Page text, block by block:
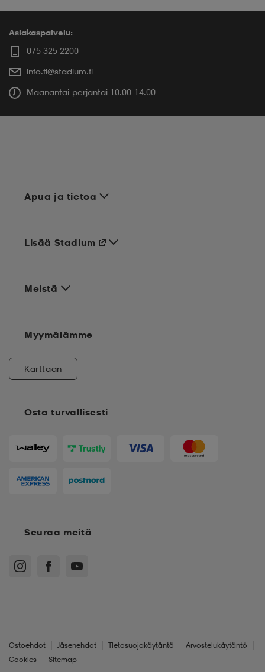
Asiakaspalvelu:
075 325 2200
info.fi@stadium.fi
Maanantai-perjantai 10.00-14.00
Apua ja tietoa
Meistä
Osta turvallisesti
Lisää Stadium
Myymälämme
Karttaan
Seuraa meitä
Ostoehdot Jäsenehdot Tietosuojakäytäntö
Arvostelukäytäntö
Cookies
Sitemap